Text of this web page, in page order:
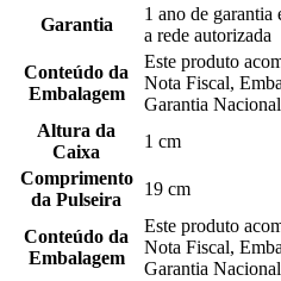
Garantia
1 ano de
a rede autorizada
Conteúdo da
Embalagem
Este produto
Nota Fiscal,
Garantia
Altura da
Caixa
1 cm
Comprimento
da Pulseira
19 cm
Conteúdo da
Embalagem
Este produto
Nota Fiscal,
Garantia